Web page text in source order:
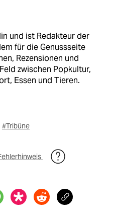
und ist Redakteur der
für die Genussseite
Rezensionen und
zwischen Popkultur,
Essen und Tieren.
#Tribüne